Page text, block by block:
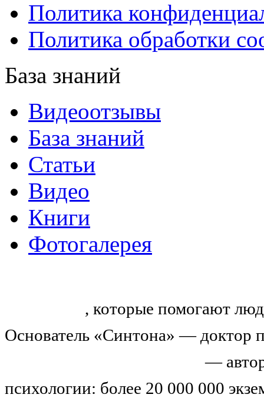
Политика
Политика обработки
База знаний
Видеоотзывы
База знаний
Статьи
Видео
Книги
Фотогалерея
, которые помогают
Основатель «Синтона» — доктор
—
психологии: более 20 000 000